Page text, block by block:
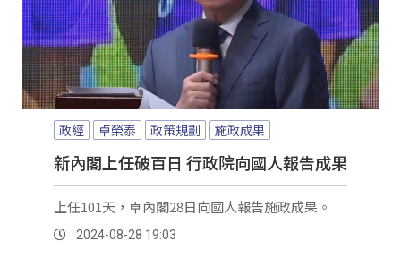
政經 卓榮泰 政策規劃 施政成果
新內閣上任破百日 行政院向國人報告成果
上任101天，卓內閣28日向國人報告施政成果。
2024-08-28 19:03